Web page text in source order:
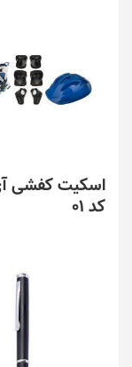
اسکیت کفشی
کد 01